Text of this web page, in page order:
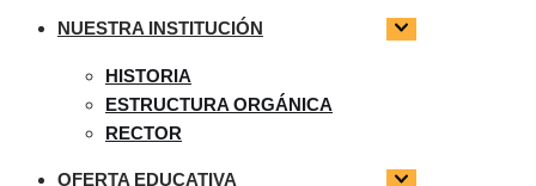
NUESTRA INSTITUCIÓN
HISTORIA
ESTRUCTURA ORGÁNICA
RECTOR
OFERTA EDUCATIVA